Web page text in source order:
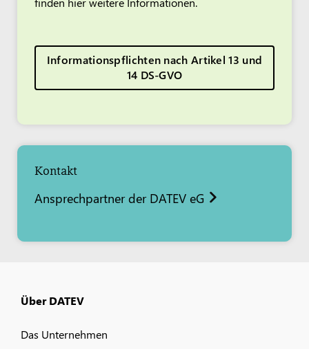
Informationspflichten nach Artikel 13 und
14 DS-GVO
Kontakt
Ansprechpartner der DATEV eG
Über DATEV
Das Unternehmen